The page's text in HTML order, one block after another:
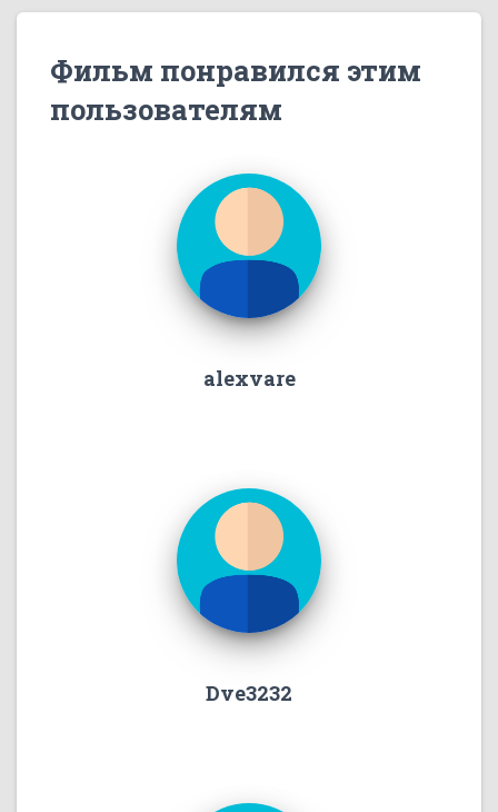
Фильм понравился этим
пользователям
alexvare
Dve3232